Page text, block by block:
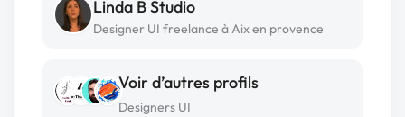
Linda B Studio
Designer UI freelance à Aix en provence
Voir d’autres profils
Designers UI